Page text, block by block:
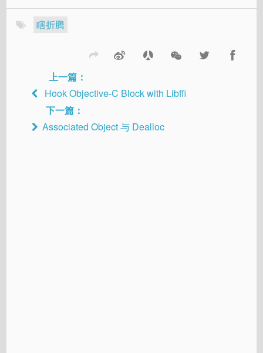
瞎折腾
上一篇：
Hook Objective-C Block with Libffi
下一篇：
Associated Object 与 Dealloc